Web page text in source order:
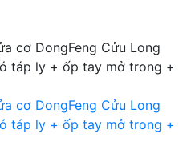
cơ DongFeng Cửu Long
táp ly + ốp tay mở trong +
cơ DongFeng Cửu Long
táp ly + ốp tay mở trong +